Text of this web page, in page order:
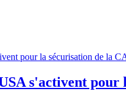
s'activent pour